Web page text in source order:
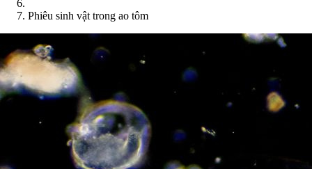
Phiêu sinh vật trong ao tôm